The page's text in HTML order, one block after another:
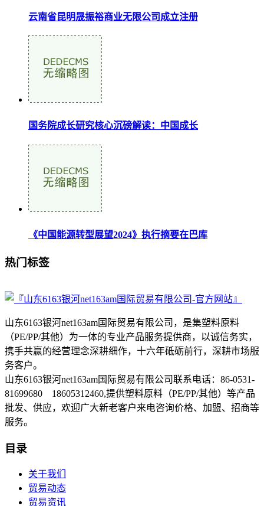
云南省昆明晟振裕商业无限公司成立注册
国务院成长研究核心沉磅解读：中国成长
《中国能源转型展望2024》执行摘要在巴库
热门标签
山东6163银河net163am国际贸易有限公司，是集塑料原料
（PE/PP/其他）为一体的专业产品服务提供商，以诚信务实，
携手共赢的经营理念深耕细作，十六年砥砺前行，深耕市场服
务客户。
山东6163银河net163am国际贸易有限公司联系电话：86-0531-
81699680 18605312460,提供塑料原料（PE/PP/其他）等产品
批发、供应，欢迎广大新老客户来电咨询价格、加盟、招商等
服务。
目录
关于我们
贸易动态
贸易资讯